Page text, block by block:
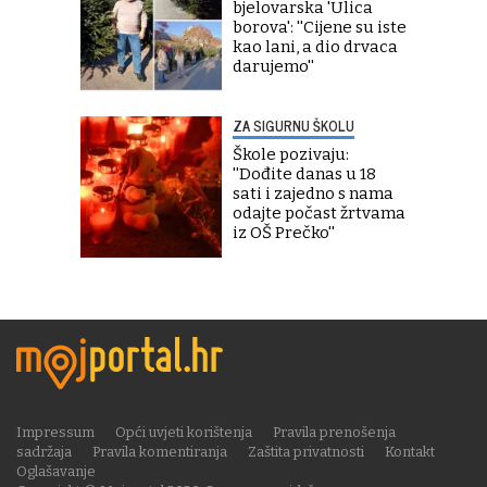
bjelovarska 'Ulica
borova': ''Cijene su iste
kao lani, a dio drvaca
darujemo''
ZA SIGURNU ŠKOLU
Škole pozivaju:
''Dođite danas u 18
sati i zajedno s nama
odajte počast žrtvama
iz OŠ Prečko''
Impressum Opći uvjeti korištenja
Pravila prenošenja
sadržaja
Pravila komentiranja Zaštita privatnosti
Kontakt
Oglašavanje